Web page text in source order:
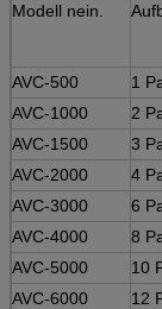
Modell nein.
AVC-500
1
AVC-1000
2
AVC-1500
3
AVC-2000
4
AVC-3000
6
AVC-4000
8
AVC-5000
10
AVC-6000
12